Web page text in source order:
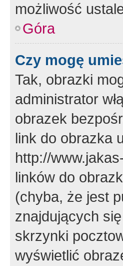
możliwość
Góra
Czy mogę
Tak, obrazki
administrator
obrazek
link do obrazka
http://
linków do
(chyba, że jest
znajdujących
skrzynki
wyświetlić